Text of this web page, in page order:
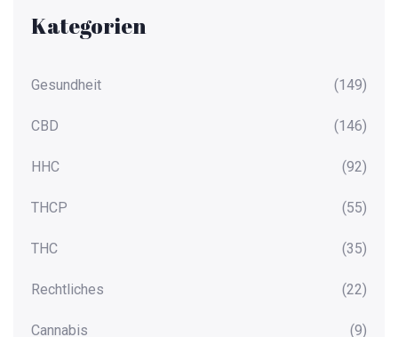
Kategorien
Gesundheit (149)
CBD (146)
HHC (92)
THCP (55)
THC (35)
Rechtliches (22)
Cannabis (9)